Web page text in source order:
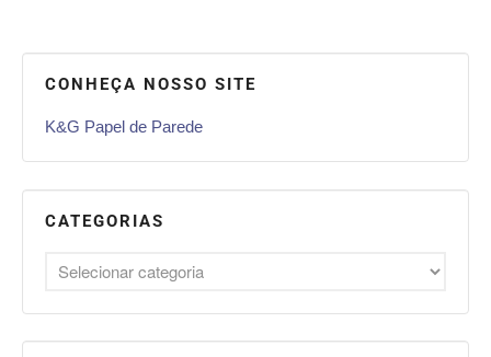
CONHEÇA NOSSO SITE
K&G Papel de Parede
CATEGORIAS